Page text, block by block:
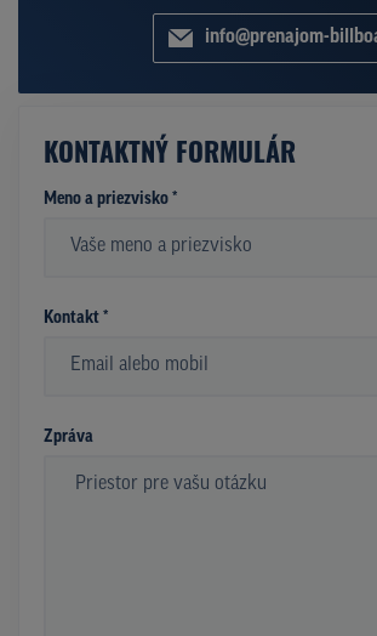
info@prenajom-
KONTAKTNÝ FORMULÁR
Meno a priezvisko *
Kontakt *
Zpráva